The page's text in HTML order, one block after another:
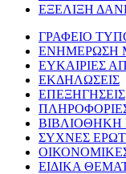
ΕΞΕΛΙΞΗ
ΓΡΑΦΕΙΟ
ΕΝΗΜΕΡΩΣΗ
ΕΥΚΑΙΡΙΕΣ
ΕΚΔΗΛΩΣΕΙΣ
ΕΠΕΞΗΓΗΣΕΙΣ
ΒΙΒΛΙΟΘΗΚΗ
ΣΥΧΝΕΣ
ΕΙΔΙΚΑ